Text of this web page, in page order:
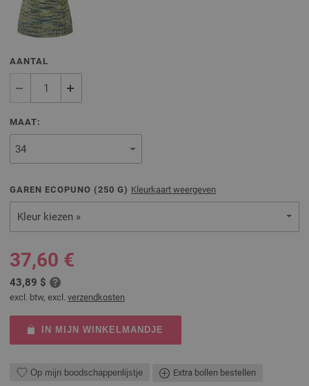
AANTAL
MAAT:
GAREN ECOPUNO (250 G) Kleurkaart weergeven
Kleur kiezen »
37,60 €
43,89 $
excl. btw, excl. verzendkosten
IN MIJN WINKELMANDJE
Op mijn boodschappenlijstje Extra bollen bestellen